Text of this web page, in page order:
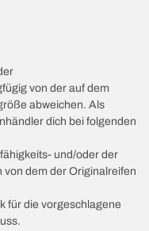
von der auf dem
abweichen. Als
dich bei folgenden
und/oder der
dem der Originalreifen
für die vorgeschlagene